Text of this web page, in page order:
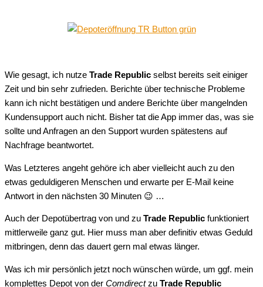
Wie gesagt, ich nutze Trade Republic selbst bereits seit einiger
Zeit und bin sehr zufrieden. Berichte über technische Probleme
kann ich nicht bestätigen und andere Berichte über mangelnden
Kundensupport auch nicht. Bisher tat die App immer das, was sie
sollte und Anfragen an den Support wurden spätestens auf
Nachfrage beantwortet.
Was Letzteres angeht gehöre ich aber vielleicht auch zu den
etwas geduldigeren Menschen und erwarte per E-Mail keine
Antwort in den nächsten 30 Minuten 😉 …
Auch der Depotübertrag von und zu Trade Republic funktioniert
mittlerweile ganz gut. Hier muss man aber definitiv etwas Geduld
mitbringen, denn das dauert gern mal etwas länger.
Was ich mir persönlich jetzt noch wünschen würde, um ggf. mein
komplettes Depot von der Comdirectzu Trade Republic